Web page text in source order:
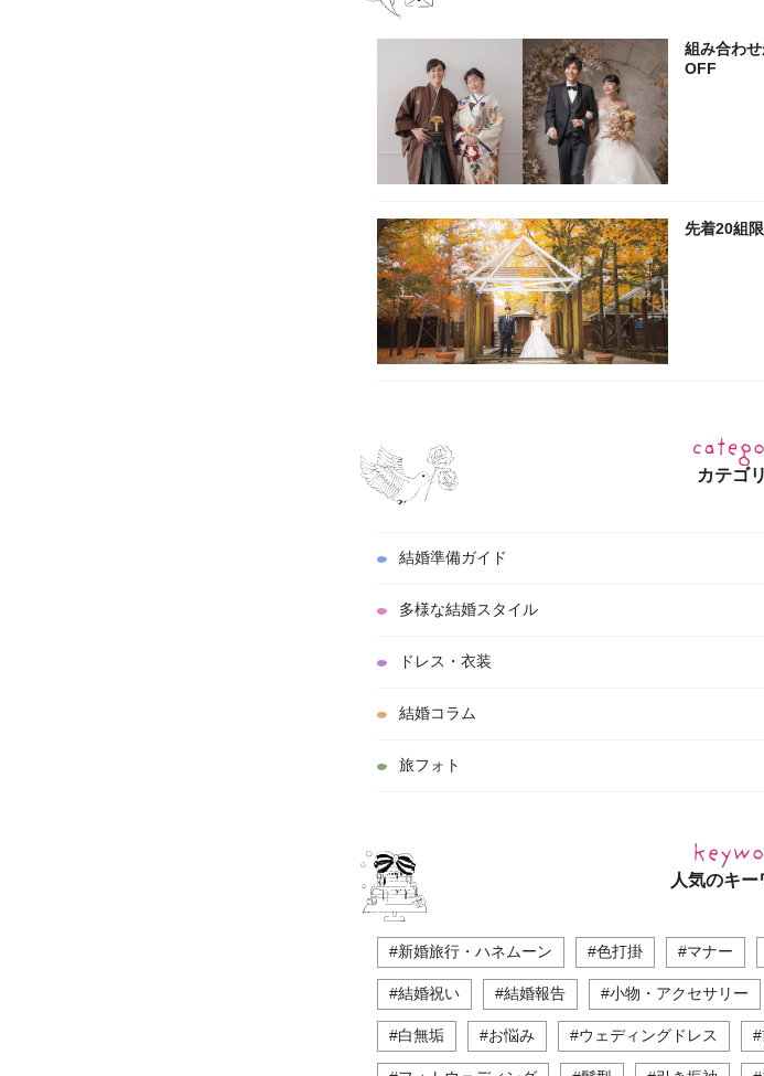
組み合わ
OFF
先着20組
カテゴ
結婚準備ガイド
多様な結婚スタイル
ドレス・衣装
結婚コラム
旅フォト
人気のキー
#新婚旅行・ハネムーン #色打掛 #マナー
#結婚祝い #結婚報告 #小物・アクセサリー
#白無垢 #お悩み #ウェディングドレス #